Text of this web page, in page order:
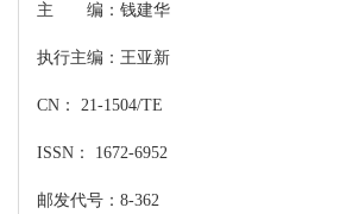
主 编：钱建华
执行主编：王亚新
CN： 21-1504/TE
ISSN： 1672-6952
邮发代号：8-362